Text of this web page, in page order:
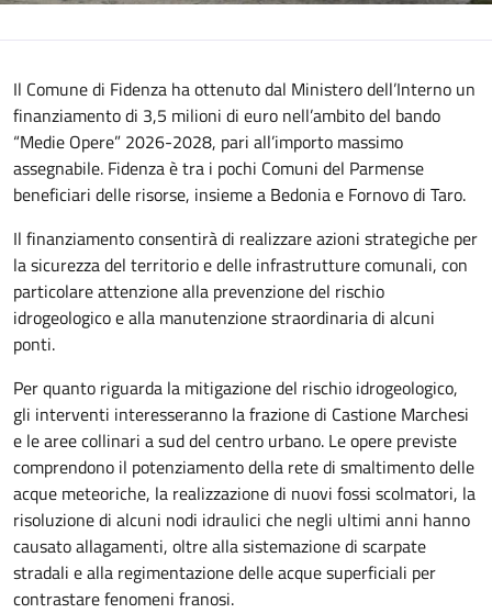
Il Comune di Fidenza ha ottenuto dal Ministero dell’Interno un
finanziamento di 3,5 milioni di euro nell’ambito del bando
“Medie Opere” 2026-2028, pari all’importo massimo
assegnabile. Fidenza è tra i pochi Comuni del Parmense
beneficiari delle risorse, insieme a Bedonia e Fornovo di Taro.
Il finanziamento consentirà di realizzare azioni strategiche per
la sicurezza del territorio e delle infrastrutture comunali, con
particolare attenzione alla prevenzione del rischio
idrogeologico e alla manutenzione straordinaria di alcuni
ponti.
Per quanto riguarda la mitigazione del rischio idrogeologico,
gli interventi interesseranno la frazione di Castione Marchesi
e le aree collinari a sud del centro urbano. Le opere previste
comprendono il potenziamento della rete di smaltimento delle
acque meteoriche, la realizzazione di nuovi fossi scolmatori, la
risoluzione di alcuni nodi idraulici che negli ultimi anni hanno
causato allagamenti, oltre alla sistemazione di scarpate
stradali e alla regimentazione delle acque superficiali per
contrastare fenomeni franosi.